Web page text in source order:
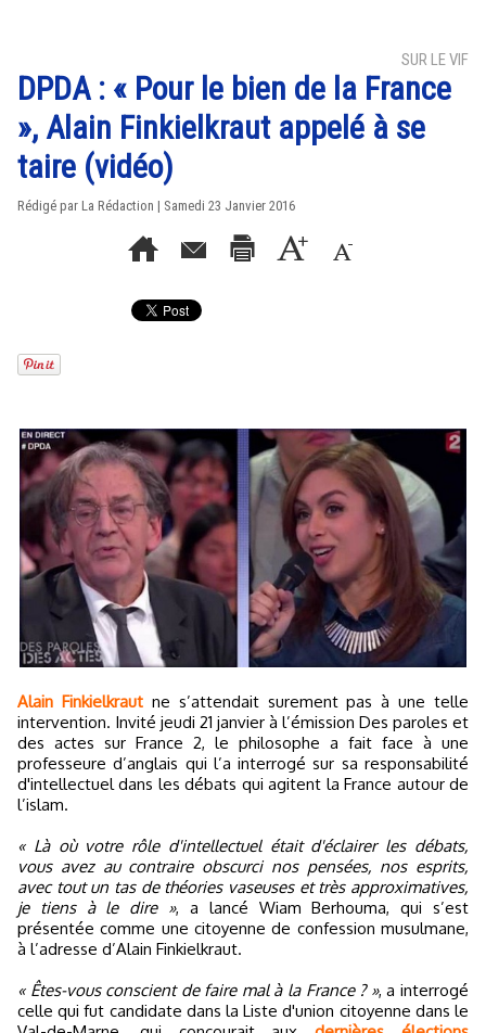
SUR LE VIF
DPDA : « Pour le bien de la France
», Alain Finkielkraut appelé à se
taire (vidéo)
Rédigé par La Rédaction | Samedi 23 Janvier 2016
Alain Finkielkrautne s’attendait surement pas à une telle
intervention. Invité jeudi 21 janvier à l’émission Des paroles et
des actes sur France 2, le philosophe a fait face à une
professeure d’anglais qui l’a interrogé sur sa responsabilité
d'intellectuel dans les débats qui agitent la France autour de
l’islam.
« Là où votre rôle d'intellectuel était d'éclairer les débats,
vous avez au contraire obscurci nos pensées, nos esprits,
avec tout un tas de théories vaseuses et très approximatives,
je tiens à le dire », a lancé Wiam Berhouma, qui s’est
présentée comme une citoyenne de confession musulmane,
à l’adresse d’Alain Finkielkraut.
« Êtes-vous conscient de faire mal à la France ? », a interrogé
celle qui fut candidate dans la Liste d'union citoyenne dans le